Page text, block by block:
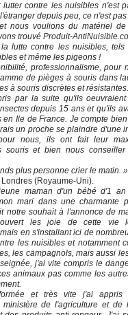
contre les nuisibles n'est
depuis peu, ce n'est
nous voulions du matériel
trouvé Produit-
lutte contre les nuisibles, tels
et même les pigeons !
professionnalisme, pour
de pièges à souris dans
à souris discrètes et résistantes.
par la suite qu'ils
depuis 15 ans et qu'ils
en Ile de France. Je compte
un proche se plaindre d'une
nous, ils ont fait leur
souris et bien nous
plus personne crier le matin. »
(Royaume-Uni).
maman d'un bébé d'1
mari dans une charmante
notre souhait à l'annonce de
les joie de cette vie
en s'installant ici de
les nuisibles et notamment
les campagnols, mais aussi
j'ai vite compris le
animaux pas comme les
et très vite j'ai appris
ministère de l'agriculture et de